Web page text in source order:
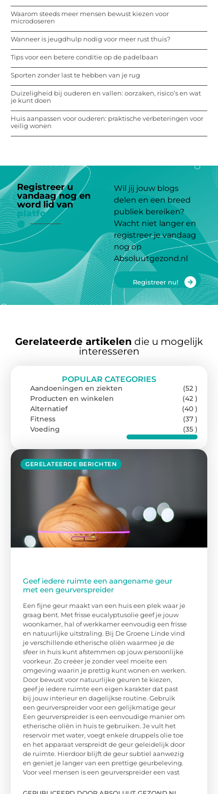
Waarom steeds meer mensen bewust kiezen voor
microdoseren
Wanneer is jeugdhulp nodig voor meer rust thuis?
Tips voor een betere conditie op de padelbaan
Sporten zonder last te hebben van je rug
Duizeligheid bij ouderen en vallen: oorzaken, risico’s en wat
je kunt doen
Huis aanpassen voor ouderen: praktische verbeteringen voor
veilig wonen
Registreer u
vandaag nog en
word lid van
platform
Wil jij jouw blogs
delen en een breed
publiek bereiken?
Wacht niet langer en
registreer je vandaag
nog op
Absoluutgezond.nl
Registreer nu!
Gerelateerde artikelen die u mogelijk
interesseren
GERELATEERDE BERICHTEN
Geef iedere ruimte een aangename geur
met een geurverspreider
Een fijne geur maakt van een huis een plek waar je
graag bent. Met frisse eucalyptusolie geef je jouw
woonkamer, hal of werkkamer eenvoudig een frisse
en natuurlijke uitstraling. Bij De Groene Linde vind
je verschillende etherische oliën waarmee je de
sfeer in huis kunt afstemmen op jouw persoonlijke
voorkeur. Zo creëer je zonder veel moeite een
omgeving waarin je prettig kunt wonen en werken.
Door bewust voor natuurlijke geuren te kiezen,
geef je iedere ruimte een eigen karakter dat past
bij jouw interieur en dagelijkse routine. Gebruik
een geurverspreider voor een gelijkmatige geur
Een geurverspreider is een eenvoudige manier om
etherische oliën in huis te gebruiken. Je vult het
reservoir met water, voegt enkele druppels olie toe
en het apparaat verspreidt de geur geleidelijk door
de ruimte. Hierdoor blijft de geur subtiel aanwezig
en geniet je langer van een prettige geurbeleving.
Voor veel mensen is een geurverspreider een vast
POPULAR CATEGORIES
Aandoeningen en ziekten
(52 )
Producten en winkelen
(42 )
Alternatief
(40 )
Fitness
(37 )
Voeding
(35 )